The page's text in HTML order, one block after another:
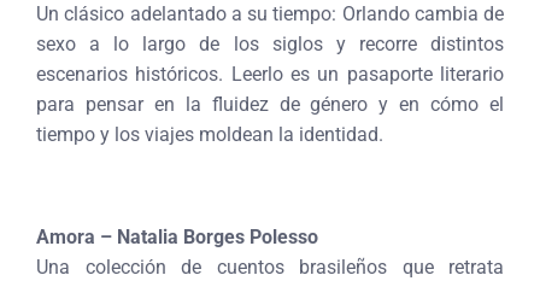
Un clásico adelantado a su tiempo: Orlando cambia de
sexo a lo largo de los siglos y recorre distintos
escenarios históricos. Leerlo es un pasaporte literario
para pensar en la fluidez de género y en cómo el
tiempo y los viajes moldean la identidad.
Amora – Natalia Borges Polesso
Una colección de cuentos brasileños que retrata